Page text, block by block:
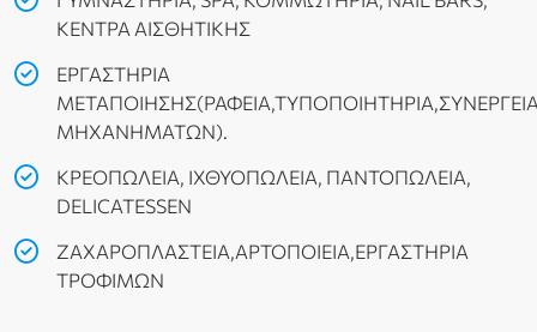
ΚΕΝΤΡΑ ΑΙΣΘΗΤΙΚΗΣ
ΕΡΓΑΣΤΗΡΙΑ
ΜΗΧΑΝΗΜΑΤΩΝ).
ΚΡΕΟΠΩΛΕΙΑ, ΙΧΘΥΟΠΩΛΕΙΑ, ΠΑΝΤΟΠΩΛΕΙΑ,
DELICATESSEN
ΖΑΧΑΡΟΠΛΑΣΤΕΙΑ,ΑΡΤΟΠΟΙΕΙΑ,ΕΡΓΑΣΤΗΡΙΑ
ΤΡΟΦΙΜΩΝ